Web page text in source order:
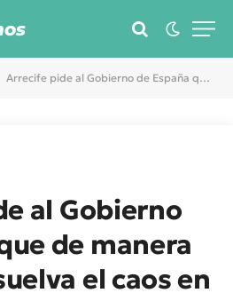
Arrecife pide al Gobierno de España que de manera urgente resuelva el caos en la oficina de la Seguridad Social en Lanzarote
al Gobierno
de manera
el caos en